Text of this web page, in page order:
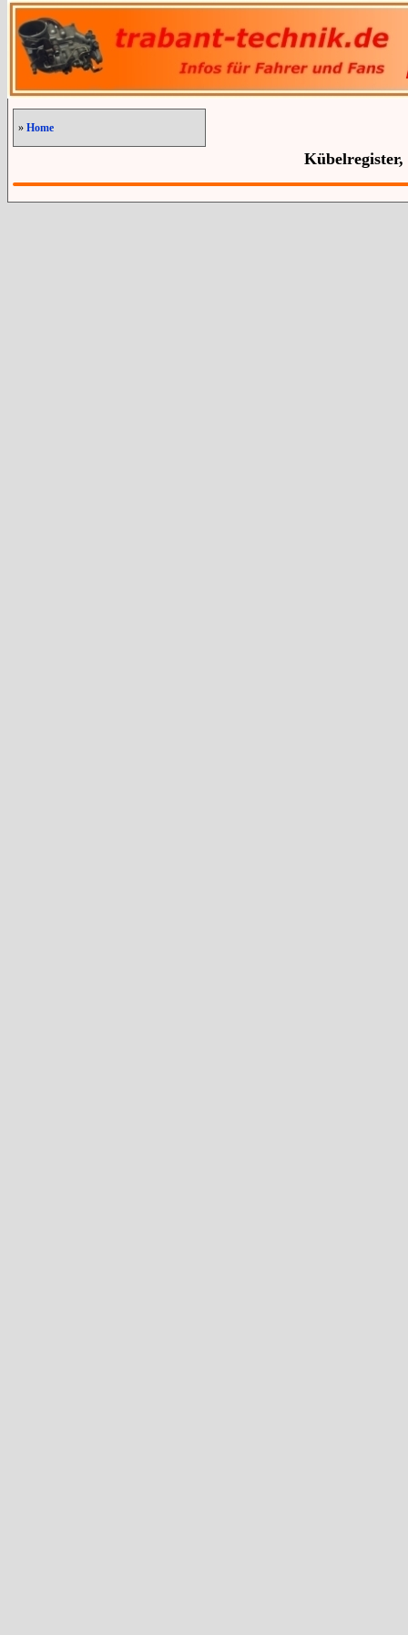
» Home
Kübelregister,